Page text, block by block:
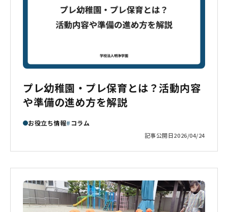
プレ幼稚園・プレ保育とは？活動内容
や準備の進め方を解説
お役立ち情報 コラム
記事公開日2026/04/24